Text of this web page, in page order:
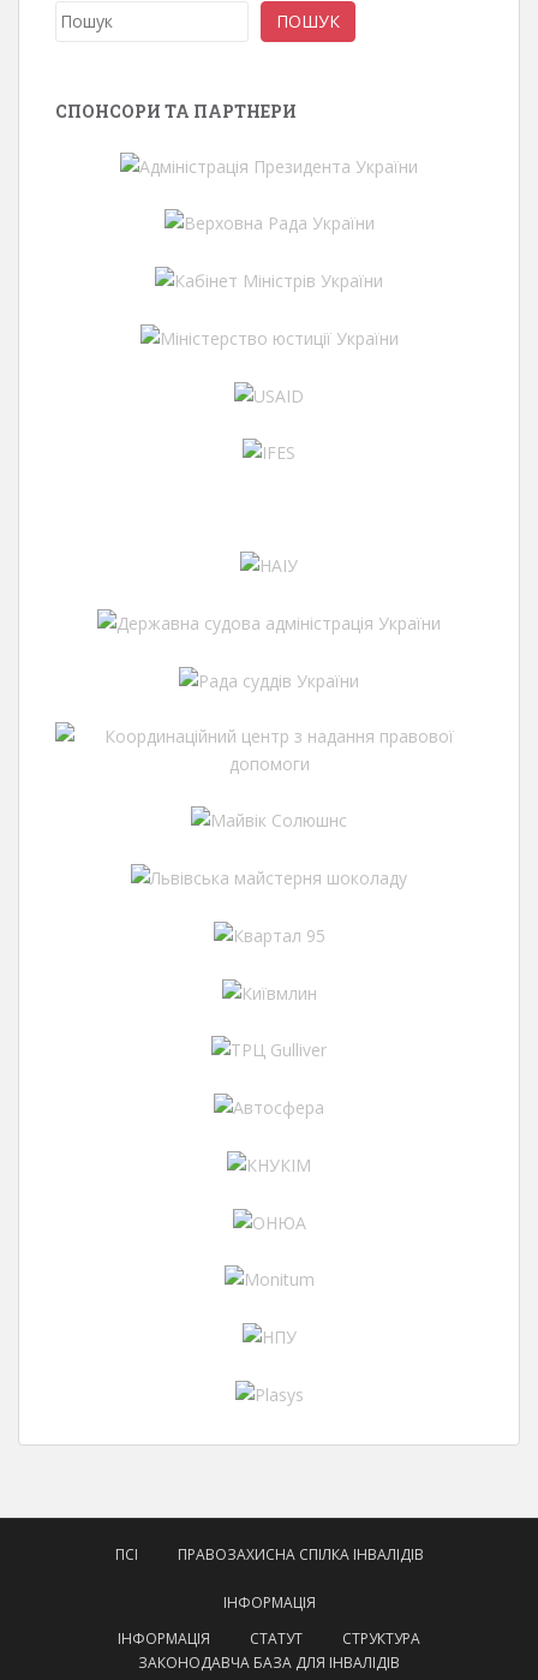
Пошук ПОШУК
СПОНСОРИ ТА ПАРТНЕРИ
ПСІ ПРАВОЗАХИСНА СПІЛКА ІНВАЛІДІВ
ІНФОРМАЦІЯ
ІНФОРМАЦІЯ
СТАТУТ
СТРУКТУРА
ЗАКОНОДАВЧА БАЗА ДЛЯ ІНВАЛІДІВ